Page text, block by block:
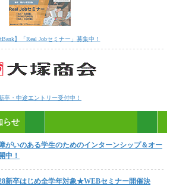
】「Real Jobセミナー」募集中！
卒・中途エントリー受付中！
らせ
がいのある学生のためのインターンシップ＆オー
中！
新卒はじめ全学年対象★WEBセミナー開催決